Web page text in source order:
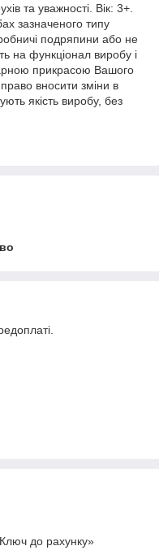
та уважності. Вік: 3+.
зазначеного типу
подряпини або не
на функціонал виробу і
прикрасою Вашого
вносити зміни в
якість виробу, без
до рахунку»